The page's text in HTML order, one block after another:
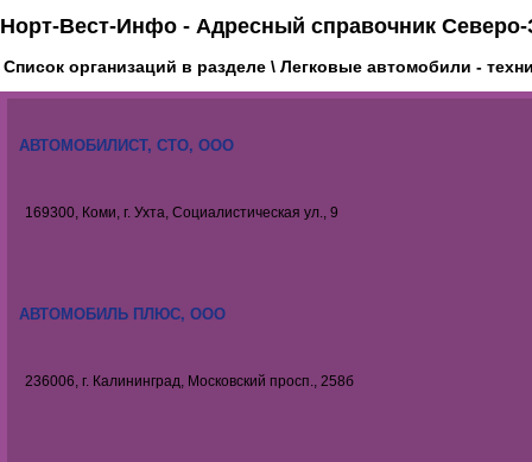
Норт-Вест-Инфо - Адресный справочник Северо-
Список организаций в разделе \ Легковые автомобили -
АВТОМОБИЛИСТ, СТО, ООО
169300, Коми, г. Ухта, Социалистическая ул., 9
АВТОМОБИЛЬ ПЛЮС, ООО
236006, г. Калининград, Московский просп., 258б